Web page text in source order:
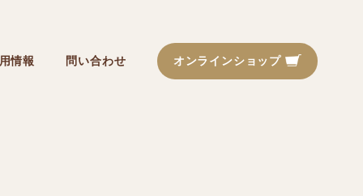
情報 問い合わせ オンラインショップ